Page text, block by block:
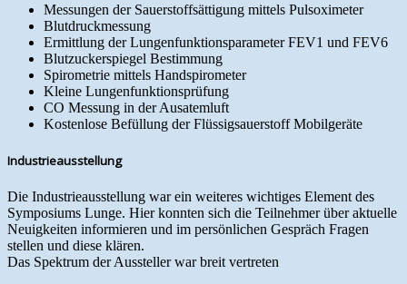
Messungen der Sauerstoffsättigung mittels Pulsoximeter
Blutdruckmessung
Ermittlung der Lungenfunktionsparameter FEV1 und FEV6
Blutzuckerspiegel Bestimmung
Spirometrie mittels Handspirometer
Kleine Lungenfunktionsprüfung
CO Messung in der Ausatemluft
Kostenlose Befüllung der Flüssigsauerstoff Mobilgeräte
Industrieausstellung
Die Industrieausstellung war ein weiteres wichtiges Element des
Symposiums Lunge. Hier konnten sich die Teilnehmer über aktuelle
Neuigkeiten informieren und im persönlichen Gespräch Fragen
stellen und diese klären.
Das Spektrum der Aussteller war breit vertreten